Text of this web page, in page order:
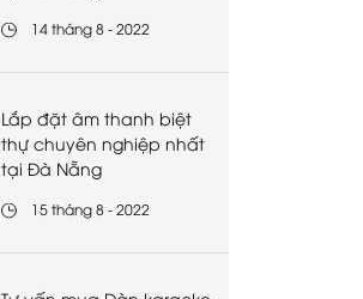
14 tháng 8 - 2022
Lắp đặt âm thanh biệt
thự chuyên nghiệp nhất
tại Đà Nẵng
15 tháng 8 - 2022